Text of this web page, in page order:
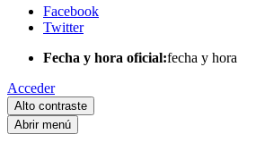
Facebook
Twitter
Fecha y hora oficial:fecha y hora
Acceder
Alto contraste
Abrir menú